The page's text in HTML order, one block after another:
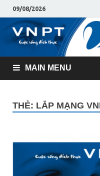
09/08/2026
MAIN MENU
THẺ: LẮP MẠNG